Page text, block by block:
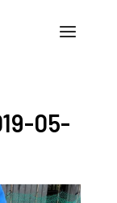
05-